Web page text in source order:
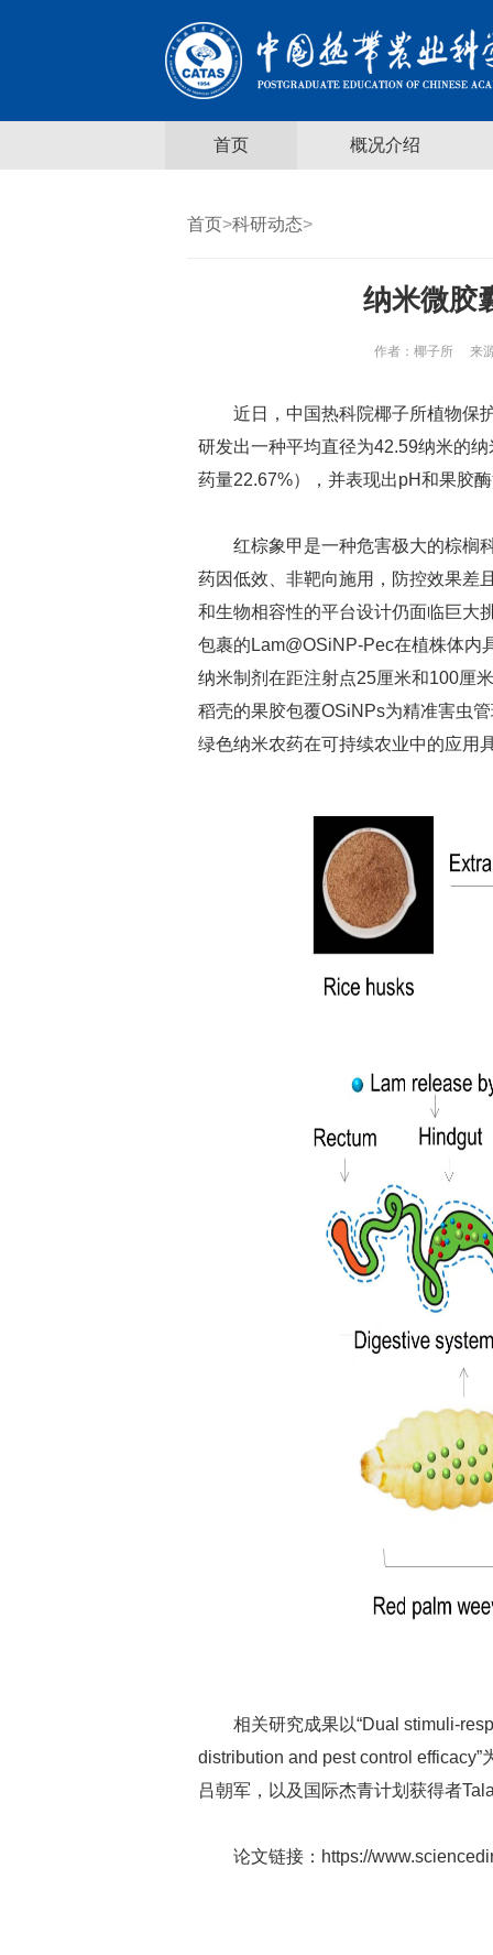
首页 概况介绍
首页>科研动态>
纳米微胶
作者： 椰子所 来源
近日，中国热科院椰子所植物保
研发出一种平均直径为42.59纳米的
药量22.67%），并表现出pH和果胶
红棕象甲是一种危害极大的棕榈
药因低效、非靶向施用，防控效果差
和生物相容性的平台设计仍面临巨大
包裹的Lam@OSiNP-Pec在植株体内
纳米制剂在距注射点25厘米和100厘
稻壳的果胶包覆OSiNPs为精准害虫
绿色纳米农药在可持续农业中的应用
相关研究成果以“Dual stimuli-
distribution and pest control
吕朝军，以及国际杰青计划获得者
论文链接： https://